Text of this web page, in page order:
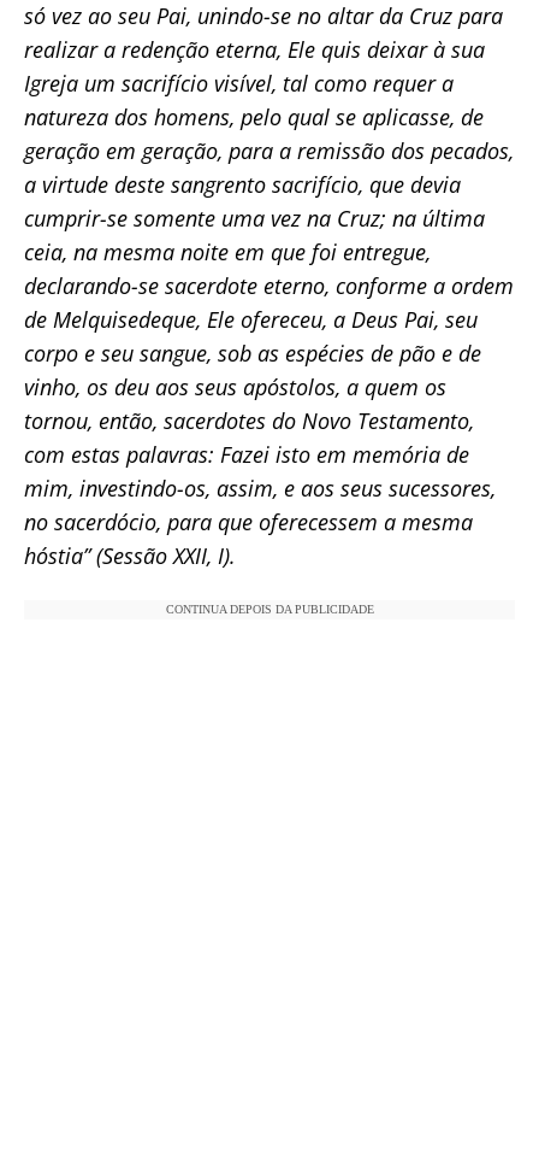
só vez ao seu Pai, unindo-se no altar da Cruz para
realizar a redenção eterna, Ele quis deixar à sua
Igreja um sacrifício visível, tal como requer a
natureza dos homens, pelo qual se aplicasse, de
geração em geração, para a remissão dos pecados,
a virtude deste sangrento sacrifício, que devia
cumprir-se somente uma vez na Cruz; na última
ceia, na mesma noite em que foi entregue,
declarando-se sacerdote eterno, conforme a ordem
de Melquisedeque, Ele ofereceu, a Deus Pai, seu
corpo e seu sangue, sob as espécies de pão e de
vinho, os deu aos seus apóstolos, a quem os
tornou, então, sacerdotes do Novo Testamento,
com estas palavras: Fazei isto em memória de
mim, investindo-os, assim, e aos seus sucessores,
no sacerdócio, para que oferecessem a mesma
hóstia” (Sessão XXII, I).
CONTINUA DEPOIS DA PUBLICIDADE